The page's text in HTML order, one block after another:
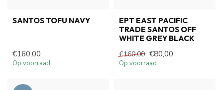
SANTOS TOFU NAVY
€160,00
Op voorraad
EPT EAST PACIFIC
TRADE SANTOS OFF
WHITE GREY BLACK
€160,00 €80,00
Op voorraad